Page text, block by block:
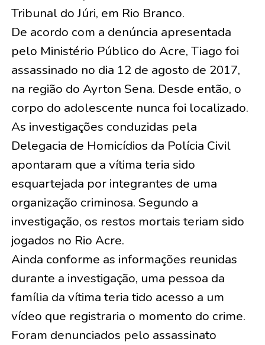
Tribunal do Júri, em Rio Branco.
De acordo com a denúncia apresentada
pelo Ministério Público do Acre, Tiago foi
assassinado no dia 12 de agosto de 2017,
na região do Ayrton Sena. Desde então, o
corpo do adolescente nunca foi localizado.
As investigações conduzidas pela
Delegacia de Homicídios da Polícia Civil
apontaram que a vítima teria sido
esquartejada por integrantes de uma
organização criminosa. Segundo a
investigação, os restos mortais teriam sido
jogados no Rio Acre.
Ainda conforme as informações reunidas
durante a investigação, uma pessoa da
família da vítima teria tido acesso a um
vídeo que registraria o momento do crime.
Foram denunciados pelo assassinato